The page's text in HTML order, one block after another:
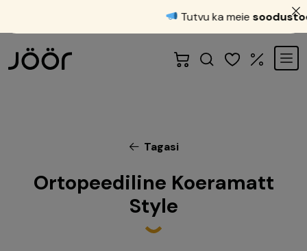
Tagasi
Ortopeediline Koeramatt
Style
Tutvu ka meie